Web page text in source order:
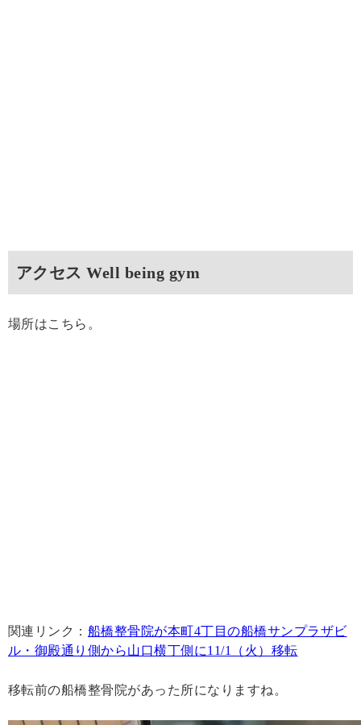
アクセス Well being gym
場所はこちら。
関連リンク： 船橋整骨院が本町4丁目の船橋サンプラザビ
ル・御殿通り側から山口横丁側に11/1（火）移転
移転前の船橋整骨院があった所になりますね。